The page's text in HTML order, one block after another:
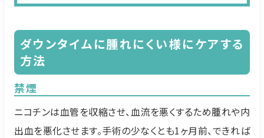
ダウンタイムに腫れにくい様にケアする
方法
禁煙
ニコチンは血管を収縮させ、血流を悪くするため腫れや内
出血を悪化させます。手術の少なくとも1ヶ月前、できれば